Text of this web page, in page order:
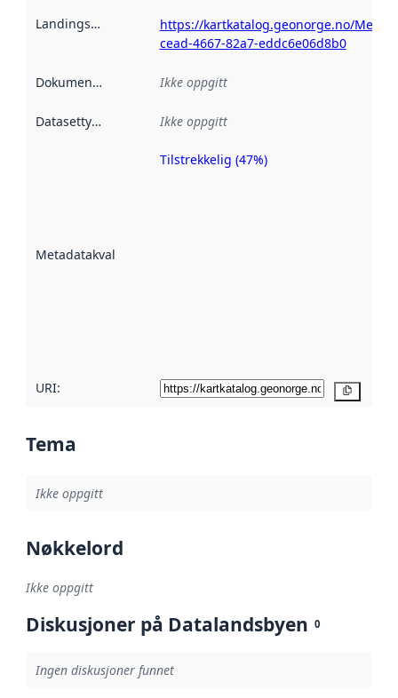
Landingsside
https://kartkatalog.geonorge.no/
cead-4667-82a7-eddc6e06d8b0
Dokumentasjon Ikke oppgitt
Datasettype Ikke oppgitt
Metadatakvalitet
Metadatakvalitet
Tilstrekkelig (47%)
URI:
Tema
Ikke oppgitt
Nøkkelord
Ikke oppgitt
Diskusjoner på Datalandsbyen 0
Ingen diskusjoner funnet